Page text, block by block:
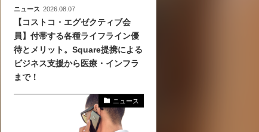
ニュース 2026.08.07
【コストコ・エグゼクティブ会
員】付帯する各種ライフライン優
待とメリット。Square提携による
ビジネス支援から医療・インフラ
まで！
ニュース